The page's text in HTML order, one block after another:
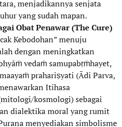
menjadikannya senjata
yang sudah mapan.
Obat Penawar (The Cure)
Kebodohan” menuju
dengan meningkatkan
vedaṁ samupabṛṁhayet,
prahariṣyati (Ādi Parva,
Itihasa
kosmologi) sebagai
dialektika moral yang rumit
menyediakan simbolisme